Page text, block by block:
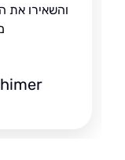
והשאירו את הבית
משמעית